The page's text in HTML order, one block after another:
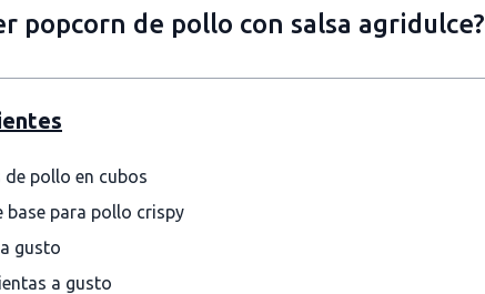
popcorn de pollo con salsa agridulce?
de pollo en cubos
base para pollo crispy
gusto
a gusto